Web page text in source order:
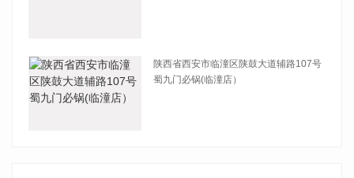
陕西省西安市临潼区陕鼓大道辅路107号
蜀九门必锅(临潼店）